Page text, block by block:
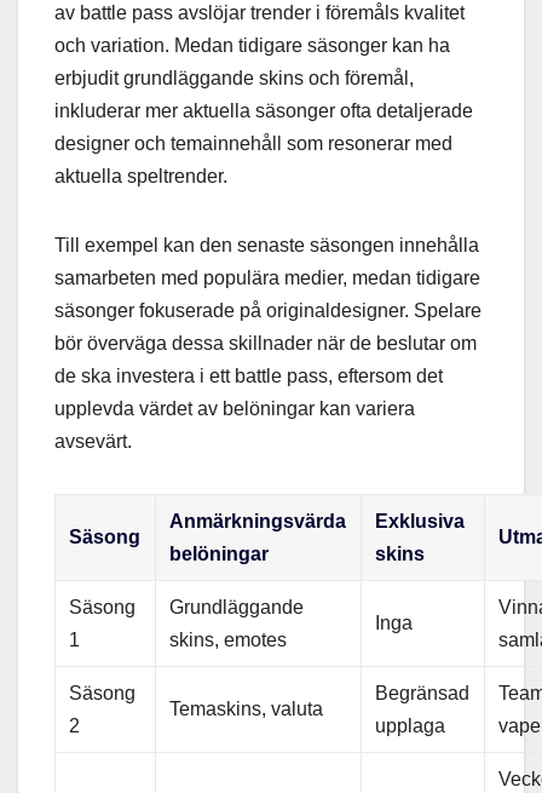
av battle pass avslöjar trender i föremåls kvalitet
och variation. Medan tidigare säsonger kan ha
erbjudit grundläggande skins och föremål,
inkluderar mer aktuella säsonger ofta detaljerade
designer och temainnehåll som resonerar med
aktuella speltrender.
Till exempel kan den senaste säsongen innehålla
samarbeten med populära medier, medan tidigare
säsonger fokuserade på originaldesigner. Spelare
bör överväga dessa skillnader när de beslutar om
de ska investera i ett battle pass, eftersom det
upplevda värdet av belöningar kan variera
avsevärt.
Säsong
Anmärkningsvärda
belöningar
Exklusiva
skins
Säsong
1
Grundläggande
skins, emotes
Inga
Säsong
2
Temaskins, valuta
Begränsad
upplaga